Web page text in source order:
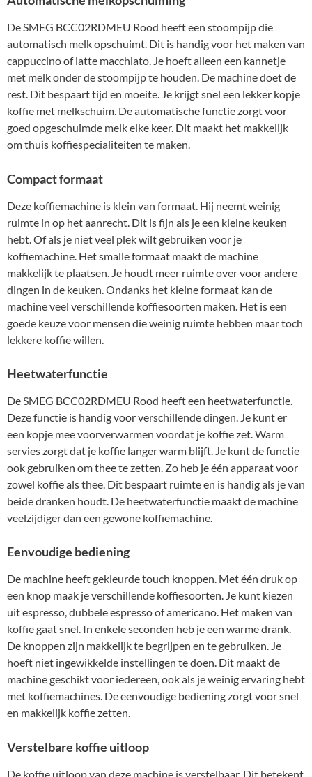
De SMEG BCC02RDMEU Rood heeft een stoompijp die
automatisch melk opschuimt. Dit is handig voor het maken van
cappuccino of latte macchiato. Je hoeft alleen een kannetje
met melk onder de stoompijp te houden. De machine doet de
rest. Dit bespaart tijd en moeite. Je krijgt snel een lekker kopje
koffie met melkschuim. De automatische functie zorgt voor
goed opgeschuimde melk elke keer. Dit maakt het makkelijk
om thuis koffiespecialiteiten te maken.
Compact formaat
Deze koffiemachine is klein van formaat. Hij neemt weinig
ruimte in op het aanrecht. Dit is fijn als je een kleine keuken
hebt. Of als je niet veel plek wilt gebruiken voor je
koffiemachine. Het smalle formaat maakt de machine
makkelijk te plaatsen. Je houdt meer ruimte over voor andere
dingen in de keuken. Ondanks het kleine formaat kan de
machine veel verschillende koffiesoorten maken. Het is een
goede keuze voor mensen die weinig ruimte hebben maar toch
lekkere koffie willen.
Heetwaterfunctie
De SMEG BCC02RDMEU Rood heeft een heetwaterfunctie.
Deze functie is handig voor verschillende dingen. Je kunt er
een kopje mee voorverwarmen voordat je koffie zet. Warm
servies zorgt dat je koffie langer warm blijft. Je kunt de functie
ook gebruiken om thee te zetten. Zo heb je één apparaat voor
zowel koffie als thee. Dit bespaart ruimte en is handig als je van
beide dranken houdt. De heetwaterfunctie maakt de machine
veelzijdiger dan een gewone koffiemachine.
Eenvoudige bediening
De machine heeft gekleurde touch knoppen. Met één druk op
een knop maak je verschillende koffiesoorten. Je kunt kiezen
uit espresso, dubbele espresso of americano. Het maken van
koffie gaat snel. In enkele seconden heb je een warme drank.
De knoppen zijn makkelijk te begrijpen en te gebruiken. Je
hoeft niet ingewikkelde instellingen te doen. Dit maakt de
machine geschikt voor iedereen, ook als je weinig ervaring hebt
met koffiemachines. De eenvoudige bediening zorgt voor snel
en makkelijk koffie zetten.
Verstelbare koffie uitloop
De koffie uitloop van deze machine is verstelbaar. Dit betekent